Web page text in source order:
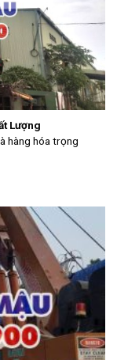
Lượng
hàng hóa trọng